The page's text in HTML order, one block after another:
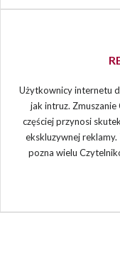
Użytkownicy internetu
jak intruz. Zmuszanie
częściej przynosi
ekskluzywnej
pozna wielu